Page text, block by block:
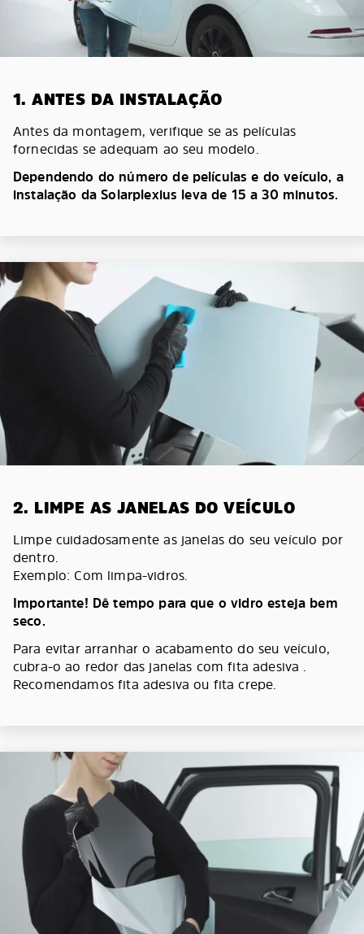
1. ANTES DA INSTALAÇÃO
Antes da montagem, verifique se as películas
fornecidas se adequam ao seu modelo.
Dependendo do número de películas e do veículo, a
instalação da Solarplexius leva de 15 a 30 minutos.
2. LIMPE AS JANELAS DO VEÍCULO
Limpe cuidadosamente as janelas do seu veículo por
dentro.
Exemplo: Com limpa-vidros.
Importante! Dê tempo para que o vidro esteja bem
seco.
Para evitar arranhar o acabamento do seu veículo,
cubra-o ao redor das janelas com fita adesiva .
Recomendamos fita adesiva ou fita crepe.